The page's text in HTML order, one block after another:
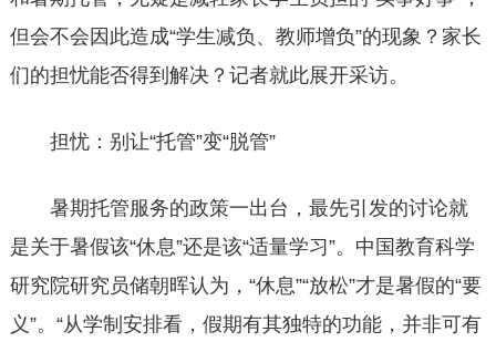
但会不会因此造成“学生减负、教师增负”的现象？家长
们的担忧能否得到解决？记者就此展开采访。
担忧：别让“托管”变“脱管”
暑期托管服务的政策一出台，最先引发的讨论就
是关于暑假该“休息”还是该“适量学习”。中国教育科学
研究院研究员储朝晖认为，“休息”“放松”才是暑假的“要
义”。“从学制安排看，假期有其独特的功能，并非可有